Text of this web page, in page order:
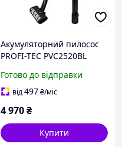
Акумуляторний пилосос
PROFI-TEC PVC2520BL
акумулятора та зарядного
пристрою)
Готово до відправки
від497₴/міс
4 970₴
Купити